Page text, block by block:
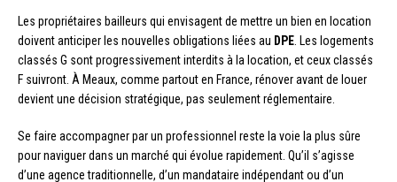
Les propriétaires bailleurs qui envisagent de mettre un bien en location
doivent anticiper les nouvelles obligations liées au DPE . Les logements
classés G sont progressivement interdits à la location, et ceux classés
F suivront. À Meaux, comme partout en France, rénover avant de louer
devient une décision stratégique, pas seulement réglementaire.
Se faire accompagner par un professionnel reste la voie la plus sûre
pour naviguer dans un marché qui évolue rapidement. Qu’il s’agisse
d’une agence traditionnelle, d’un mandataire indépendant ou d’un